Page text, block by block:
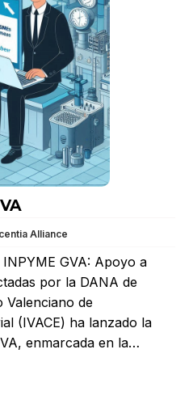
Alliance
GVA: Apoyo a
por la DANA de
Valenciano de
(IVACE) ha lanzado la
enmarcada en la…